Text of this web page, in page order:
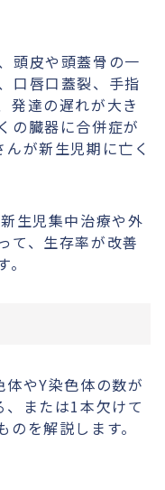
頭皮や頭蓋骨の一
口唇口蓋裂、手指
発達の遅れが大き
の臓器に合併症が
が新生児期に亡く
生児集中治療や外
て、生存率が改善
やY染色体の数が
または1本欠けて
を解説します。